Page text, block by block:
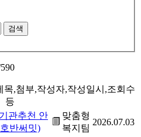
목,첨부,작성자,작성일시,조회수
등
관추천 안
반써밋)
맞춤형
복지팀
2026.07.03